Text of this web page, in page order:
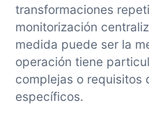
transformaciones
monitorización
medida puede ser la
operación tiene
complejas o requisitos
específicos.